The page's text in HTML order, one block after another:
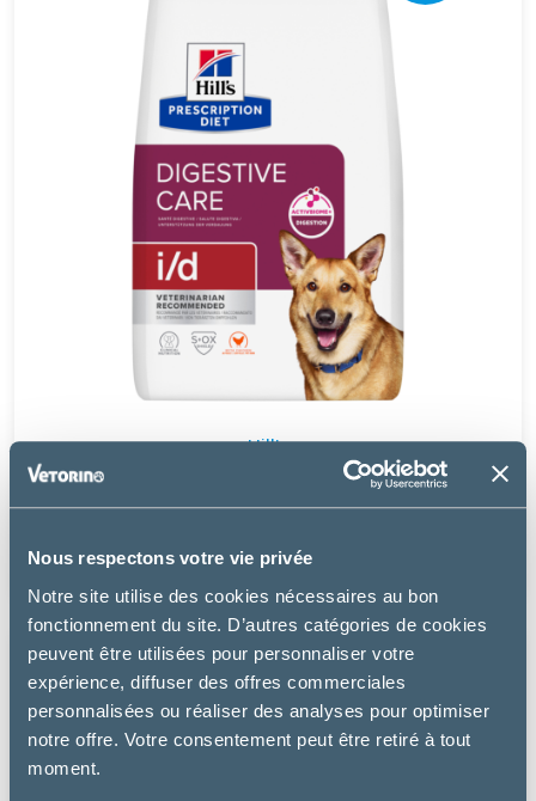
Nous respectons votre vie privée
Notre site utilise des cookies nécessaires au bon
fonctionnement du site. D’autres catégories de cookies
peuvent être utilisées pour personnaliser votre
expérience, diffuser des offres commerciales
personnalisées ou réaliser des analyses pour optimiser
notre offre. Votre consentement peut être retiré à tout
moment.
Hill's
I/D DIGESTIVE CARE AU POULET - CHIEN
22.75€